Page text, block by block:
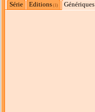
Série Editions (1) Génériques